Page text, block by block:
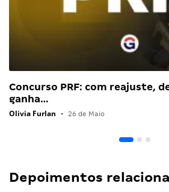
Concurso PRF: com reajuste,
ganha…
Olivia Furlan • 26 de Maio
Depoimentos